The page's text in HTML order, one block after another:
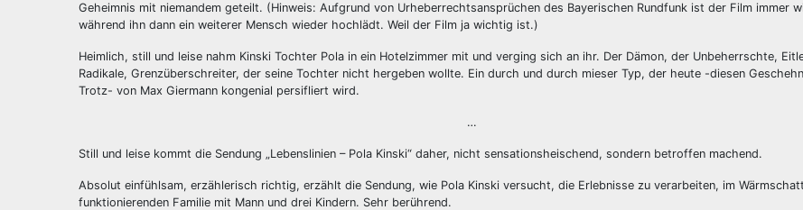
Geheimnis mit niemandem geteilt. (Hinweis: Aufgrund von Urheberrechtsansprüchen des Bayerischen Rundfunk ist der Film immer
während ihn dann ein weiterer Mensch wieder hochlädt. Weil der Film ja wichtig ist.)
Heimlich, still und leise nahm Kinski Tochter Pola in ein Hotelzimmer mit und verging sich an ihr. Der Dämon, der Unbeherrschte,
Radikale, Grenzüberschreiter, der seine Tochter nicht hergeben wollte. Ein durch und durch mieser Typ, der heute -diesen
Trotz- von Max Giermann kongenial persifliert wird.
…
Still und leise kommt die Sendung „Lebenslinien – Pola Kinski“ daher, nicht sensationsheischend, sondern betroffen machend.
Absolut einfühlsam, erzählerisch richtig, erzählt die Sendung, wie Pola Kinski versucht, die Erlebnisse zu verarbeiten, im
funktionierenden Familie mit Mann und drei Kindern. Sehr berührend.